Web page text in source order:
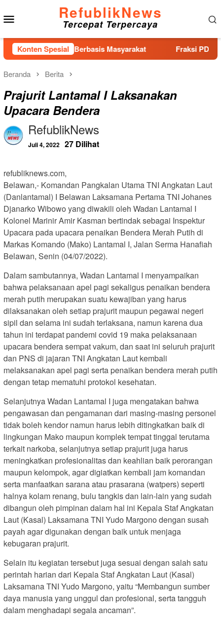
ke
konten
RefublikNews
Tercepat Terpercaya
Konten Spesial
Pemilu Berbasis Masyarakat Fraksi PDI-
Beranda Berita
Prajurit Lantamal I Laksanakan
Upacara Bendera
RefublikNews
Juli 4, 2022 27 Dilihat
refubliknews.com,
Belawan,- Komandan Pangkalan Utama TNI Angkatan Laut
(Danlantamal) I Belawan Laksamana Pertama TNI Johanes
Djanarko Wibowo yang diwakili oleh Wadan Lantamal I
Kolonel Marinir Amir Kasman bertindak sebagai Inspektur
Upacara pada upacara penaikan Bendera Merah Putih di
Markas Komando (Mako) Lantamal I, Jalan Serma Hanafiah
Belawan, Senin (04/07/2022).
Dalam sambutannya, Wadan Lantamal I menyampaikan
bahwa pelaksanaan apel pagi sekaligus penaikan bendera
merah putih merupakan suatu kewajiban yang harus
dilaksanakan oleh setiap prajurit maupun pegawai negeri
sipil dan selama ini sudah terlaksana, namun karena dua
tahun ini terdapat pandemi covid 19 maka pelaksanaan
upacara bendera sempat vakum, dan saat ini seluruh prajurit
dan PNS di jajaran TNI Angkatan Laut kembali
melaksanakan apel pagi serta penaikan bendera merah putih
dengan tetap mematuhi protokol kesehatan.
Selanjutnya Wadan Lantamal I juga mengatakan bahwa
pengawasan dan pengamanan dari masing-masing personel
tidak boleh kendor namun harus lebih ditingkatkan baik di
lingkungan Mako maupun komplek tempat tinggal terutama
terkait narkoba, selanjutnya setiap prajurit juga harus
meningkatkan profesionalitas dan keahlian baik perorangan
maupun kelompok, agar digiatkan kembali jam komandan
serta manfaatkan sarana atau prasarana (watpers) seperti
halnya kolam renang, bulu tangkis dan lain-lain yang sudah
dibangun oleh pimpinan dalam hal ini Kepala Staf Angkatan
Laut (Kasal) Laksamana TNI Yudo Margono dengan susah
payah agar digunakan dengan baik untuk menjaga
kebugaran prajurit.
Selain itu kegiatan tersebut juga sesuai dengan salah satu
perintah harian dari Kepala Staf Angkatan Laut (Kasal)
Laksamana TNI Yudo Margono, yaitu “Membangun sumber
daya manusia yang unggul dan profesional, serta tangguh
dalam menghadapi segala ancaman”.